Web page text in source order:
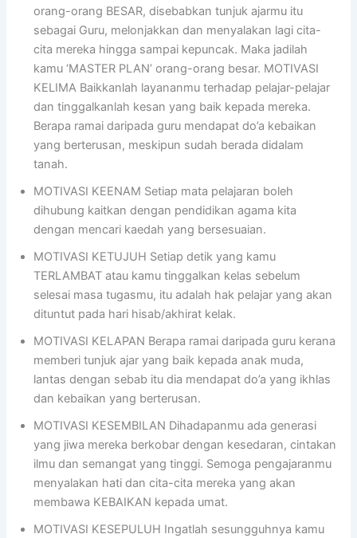
orang-orang BESAR, disebabkan tunjuk ajarmu itu
sebagai Guru, melonjakkan dan menyalakan lagi cita-
cita mereka hingga sampai kepuncak. Maka jadilah
kamu ‘MASTER PLAN’ orang-orang besar. MOTIVASI
KELIMA Baikkanlah layananmu terhadap pelajar-pelajar
dan tinggalkanlah kesan yang baik kepada mereka.
Berapa ramai daripada guru mendapat do’a kebaikan
yang berterusan, meskipun sudah berada didalam
tanah.
MOTIVASI KEENAM Setiap mata pelajaran boleh
dihubung kaitkan dengan pendidikan agama kita
dengan mencari kaedah yang bersesuaian.
MOTIVASI KETUJUH Setiap detik yang kamu
TERLAMBAT atau kamu tinggalkan kelas sebelum
selesai masa tugasmu, itu adalah hak pelajar yang akan
dituntut pada hari hisab/akhirat kelak.
MOTIVASI KELAPAN Berapa ramai daripada guru kerana
memberi tunjuk ajar yang baik kepada anak muda,
lantas dengan sebab itu dia mendapat do’a yang ikhlas
dan kebaikan yang berterusan.
MOTIVASI KESEMBILAN Dihadapanmu ada generasi
yang jiwa mereka berkobar dengan kesedaran, cintakan
ilmu dan semangat yang tinggi. Semoga pengajaranmu
menyalakan hati dan cita-cita mereka yang akan
membawa KEBAIKAN kepada umat.
MOTIVASI KESEPULUH Ingatlah sesungguhnya kamu